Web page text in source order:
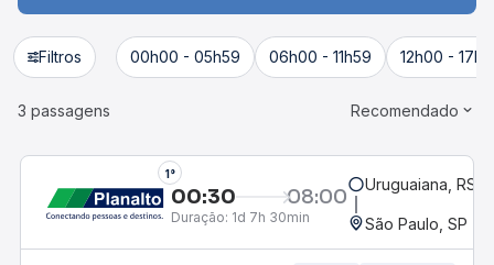
Filtros 00h00 - 05h59 06h00 - 11h59 12h00 -
3 passagens Recomendado
1°
00:30 08:00
Duração: 1d 7h 30min
Uruguaiana, RS -
São Paulo, SP -